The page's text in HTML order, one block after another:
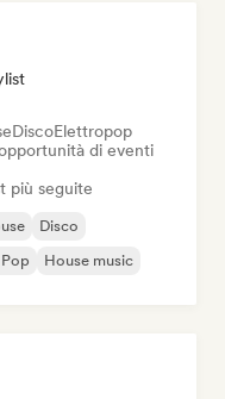
DiscoElettropop
di eventi
più seguite
Disco
House music